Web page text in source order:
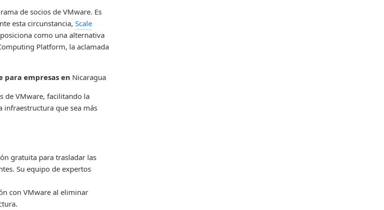
de socios de VMware. Es
esta circunstancia, Scale
como una alternativa
Platform, la aclamada
para empresas en Nicaragua
de VMware, facilitando la
infraestructura que sea más
gratuita para trasladar las
Su equipo de expertos
con VMware al eliminar